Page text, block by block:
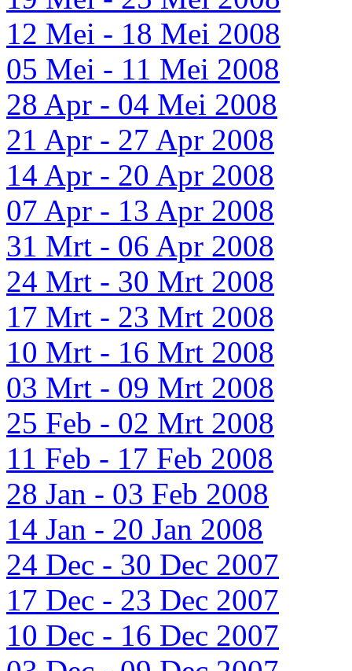
12 Mei - 18 Mei 2008
05 Mei - 11 Mei 2008
28 Apr - 04 Mei 2008
21 Apr - 27 Apr 2008
14 Apr - 20 Apr 2008
07 Apr - 13 Apr 2008
31 Mrt - 06 Apr 2008
24 Mrt - 30 Mrt 2008
17 Mrt - 23 Mrt 2008
10 Mrt - 16 Mrt 2008
03 Mrt - 09 Mrt 2008
25 Feb - 02 Mrt 2008
11 Feb - 17 Feb 2008
28 Jan - 03 Feb 2008
14 Jan - 20 Jan 2008
24 Dec - 30 Dec 2007
17 Dec - 23 Dec 2007
10 Dec - 16 Dec 2007